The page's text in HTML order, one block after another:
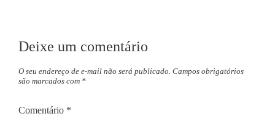
Deixe um comentário
O seu endereço de e-mail não será publicado. Campos obrigatórios
são marcados com *
Comentário *